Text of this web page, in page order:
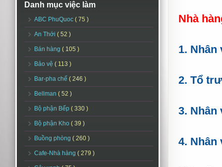
Danh mục việc làm
ABC PhuQuoc ( 75 )
An Thới ( 52 )
Bán hàng ( 105 )
Bảo vệ ( 113 )
Bar-pha chế ( 246 )
Bellman ( 52 )
Bộ phận Bếp ( 330 )
Bộ phận Kho ( 39 )
Buồng phòng ( 260 )
Cafe-Nhà hàng ( 279 )
Nhà
1. Nhân
2. Tổ
3. Nhân
4. Nhân